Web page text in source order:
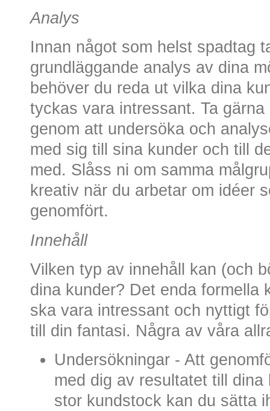
Analys
Innan något som helst spadtag
grundläggande analys av dina
behöver du reda ut vilka dina
tyckas vara intressant. Ta
genom att undersöka och
med sig till sina kunder och till
med. Slåss ni om samma
kreativ när du arbetar om idéer
genomfört.
Innehåll
Vilken typ av innehåll kan (och
dina kunder? Det enda formella
ska vara intressant och nyttigt
till din fantasi. Några av våra
Undersökningar - Att
med dig av resultatet till
stor kundstock kan du sätta